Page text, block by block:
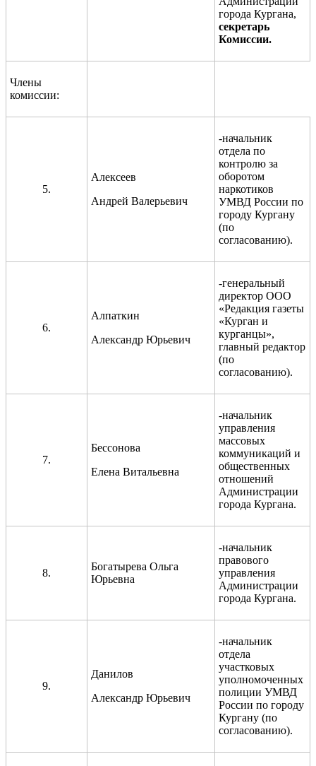
города Кургана,
секретарь
Комиссии.
Члены
комиссии:
5.
Алексеев
Андрей Валерьевич
-начальник
отдела по
контролю за
оборотом
наркотиков
УМВД России по
городу Кургану
(по
согласованию).
6.
Алпаткин
Александр Юрьевич
-генеральный
директор ООО
«Редакция газеты
«Курган и
курганцы»,
главный редактор
(по
согласованию).
7.
Бессонова
Елена Витальевна
-начальник
управления
массовых
коммуникаций и
общественных
отношений
Администрации
города Кургана.
8.
Богатырева Ольга
Юрьевна
-начальник
правового
управления
Администрации
города Кургана.
9.
Данилов
Александр Юрьевич
-начальник
отдела
участковых
уполномоченных
полиции УМВД
России по городу
Кургану (по
согласованию).